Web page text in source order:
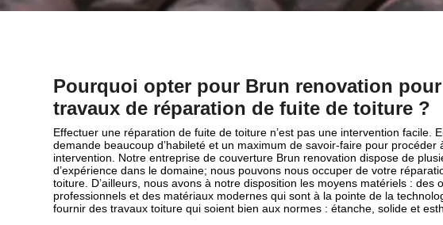
Pourquoi opter pour Brun renovation
travaux de réparation de fuite de toiture ?
Effectuer une réparation de fuite de toiture n’est pas une intervention facile.
demande beaucoup d’habileté et un maximum de savoir-faire pour procéder
intervention. Notre entreprise de couverture Brun renovation dispose de
d’expérience dans le domaine; nous pouvons nous occuper de votre
toiture. D’ailleurs, nous avons à notre disposition les moyens matériels : des
professionnels et des matériaux modernes qui sont à la pointe de la
fournir des travaux toiture qui soient bien aux normes : étanche, solide et